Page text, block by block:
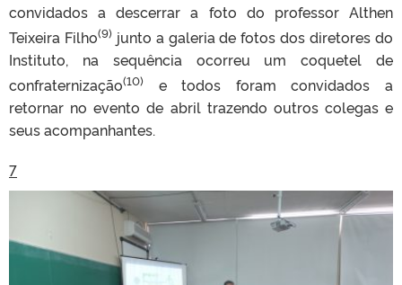
convidados a descerrar a foto do professor Althen
Teixeira Filho(9)junto a galeria de fotos dos diretores do
Instituto, na sequência ocorreu um coquetel de
confraternização(10)
e todos foram convidados a
retornar no evento de abril trazendo outros colegas e
seus acompanhantes.
7